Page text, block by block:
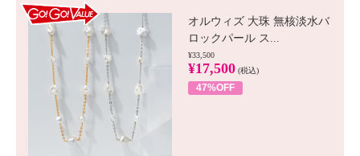
オルウィズ 大珠 無核淡水バ
ロックパール ス...
¥33,500
¥17,500 (税込)
47%OFF